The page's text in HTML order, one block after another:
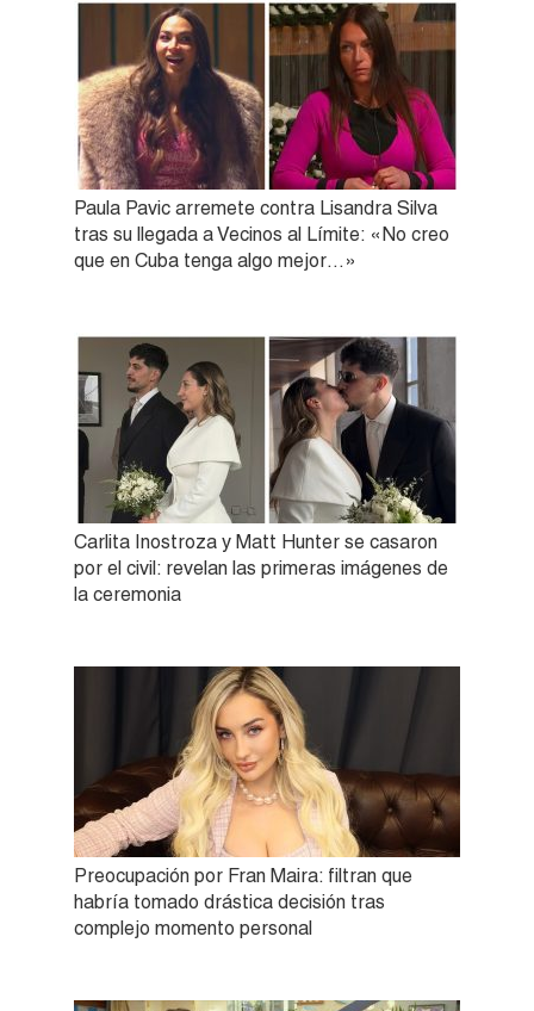
Paula Pavic arremete contra Lisandra Silva
tras su llegada a Vecinos al Límite: «No creo
que en Cuba tenga algo mejor…»
Carlita Inostroza y Matt Hunter se casaron
por el civil: revelan las primeras imágenes de
la ceremonia
Preocupación por Fran Maira: filtran que
habría tomado drástica decisión tras
complejo momento personal